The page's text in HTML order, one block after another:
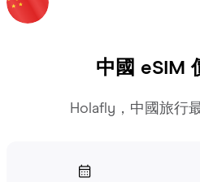
中國 eSIM
Holafly，中國旅行